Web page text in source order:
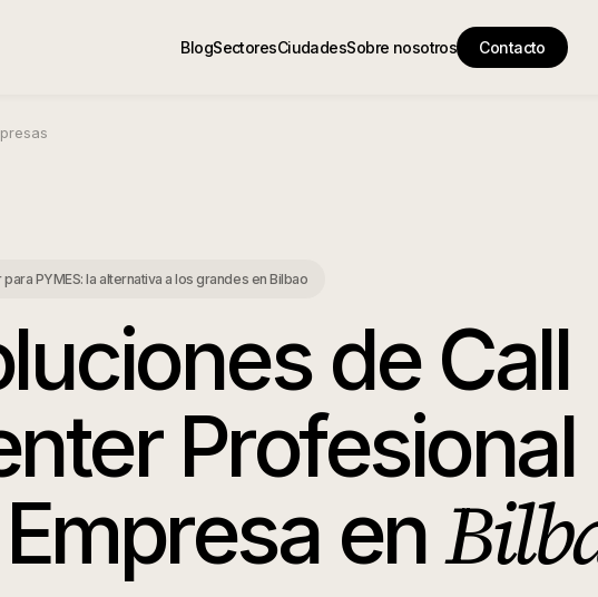
BlogSectoresCiudadesSobre nosotros Contacto
para PYMES: la alternativa a los grandes enBilbao
de Call
Profesional
en